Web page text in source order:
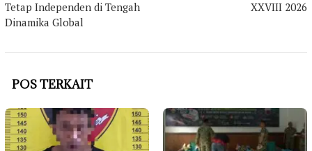
Tetap Independen di Tengah
Dinamika Global
XXVIII 2026
POS TERKAIT